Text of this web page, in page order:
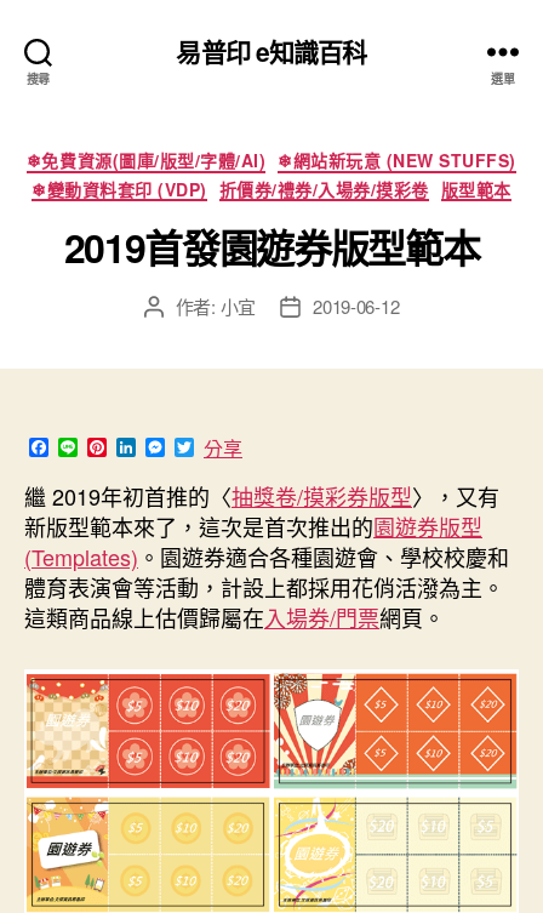
搜尋
易普印 e知識百科
選單
分
類
❄免費資源(圖庫/版型/字體/AI) ❄網站新玩意 (NEW STUFFS)
❄變動資料套印 (VDP) 折價券/禮券/入場券/摸彩卷 版型範本
2019首發園遊券版型範本
文 作者: 小宜
文 2019-06-12
F
a
c
e
b
o
o
k
L
n
e
P
n
t
e
r
e
s
t
L
n
k
e
d
I
n
M
e
s
s
e
n
g
e
r
T
w
i
t
e
r
分享
繼 2019年初首推的〈抽獎卷/摸彩券版型〉，又有
新版型範本來了，這次是首次推出的園遊券版型
(Templates) 。園遊券適合各種園遊會、學校校慶和
體育表演會等活動，計設上都採用花俏活潑為主。
這類商品線上估價歸屬在入場券/門票網頁。